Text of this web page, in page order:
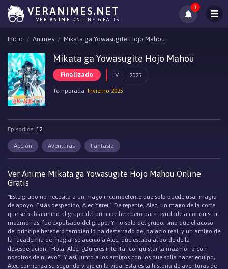
VERANIMES.NET
VER ANIME ONLINE GRATIS
1
Inicio Animes Mikata ga Yowasugite Hojo Mahou
Mikata ga Yowasugite Hojo Mahou
Finalizado TV 2025
Temporada: Invierno 2025
Episodios: 12
Acción Aventuras Fantasía
Ver Anime Mikata ga Yowasugite Hojo Mahou Online
Gratis
"Este grupo no necesita a un mago incompetente que solo puede usar magia
de apoyo. Estás despedido, Alec Ygret." De repente, Alec, un mago de la corte
que se había unido al grupo del príncipe heredero para ayudarle a conquistar
mazmorras, fue expulsado del grupo. Y no solo del grupo, sino que el acoso
del príncipe heredero también lo ha desterrado del palacio real, y un amigo de
la "academia de magia" se acercó a Alec, que estaba al borde de la
desesperación. "Hola, Alec. ¿Quieres intentar conquistar la mazmorra con
nosotros de nuevo?" Y así, junto a los amigos con los que solía hacer equipo,
Alec comienza su segundo viaje en la vida. Esta es la historia de aventuras de